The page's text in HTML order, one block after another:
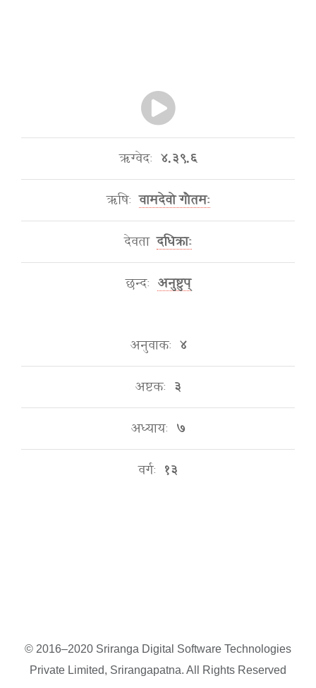
ऋग्वेदः ४.३९.६
ऋषिः वामदेवो गौतमः
देवता दधिक्राः
छन्दः अनुष्टुप्
अनुवाकः ४
अष्टकः ३
अध्यायः ७
वर्गः १३
© 2016–2020 Sriranga Digital Software Technologies
Private Limited, Srirangapatna. All Rights Reserved